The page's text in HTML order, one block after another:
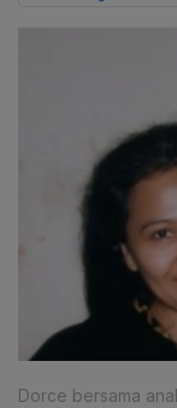
Dorce bersama